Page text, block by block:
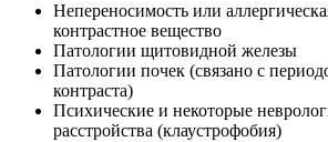
Непереносимость или
контрастное вещество
Патологии щитовидной железы
Патологии почек (связано с
контраста)
Психические и некоторые
расстройства (клаустрофобия)